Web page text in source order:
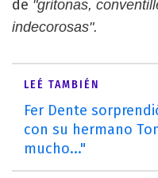
de "gritonas,
indecorosas".
LEÉ TAMBIÉN
Fer Dente
con su hermano
mucho..."